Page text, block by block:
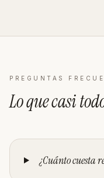
PREGUNTAS
Lo que casi
¿Cuánto cuesta